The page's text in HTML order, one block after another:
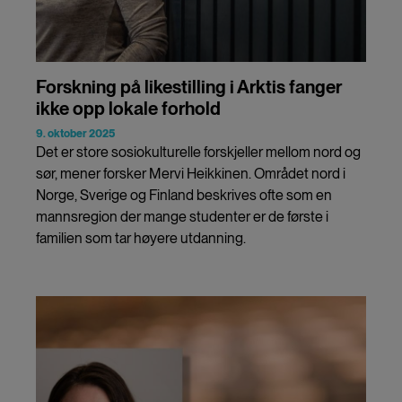
Forskning på likestilling i Arktis fanger
ikke opp lokale forhold
9. oktober 2025
Det er store sosiokulturelle forskjeller mellom nord og
sør, mener forsker Mervi Heikkinen. Området nord i
Norge, Sverige og Finland beskrives ofte som en
mannsregion der mange studenter er de første i
familien som tar høyere utdanning.